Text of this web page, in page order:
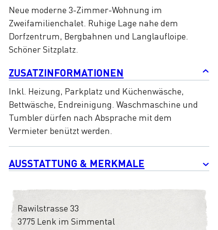
Neue moderne 3-Zimmer-Wohnung im
Zweifamilienchalet. Ruhige Lage nahe dem
Dorfzentrum, Bergbahnen und Langlaufloipe.
Schöner Sitzplatz.
ZUSATZINFORMATIONEN
Inkl. Heizung, Parkplatz und Küchenwäsche,
Bettwäsche, Endreinigung. Waschmaschine und
Tumbler dürfen nach Absprache mit dem
Vermieter benützt werden.
AUSSTATTUNG & MERKMALE
Rawilstrasse 33
3775 Lenk im Simmental